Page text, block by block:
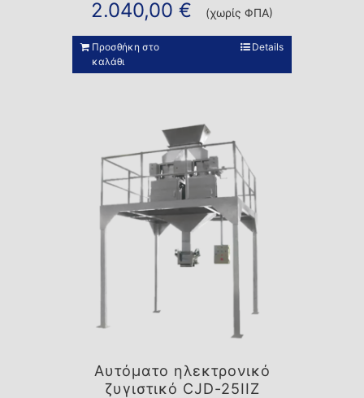
2.040,00 € (χωρίς ΦΠΑ)
Προσθήκη στο
καλάθι
Details
Αυτόματο ηλεκτρονικό
ζυγιστικό CJD-25IIZ